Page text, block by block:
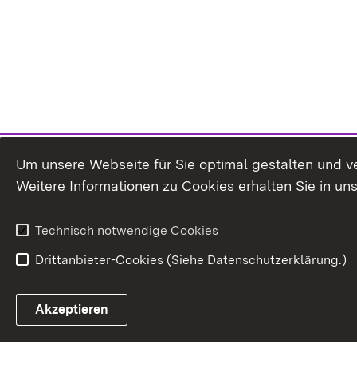
Um unsere Webseite für Sie optimal gestalten und
Weitere Informationen zu Cookies erhalten Sie in
Technisch notwendige Cookies
Drittanbieter-Cookies (Siehe Datenschutzerklärung.)
Akzeptieren